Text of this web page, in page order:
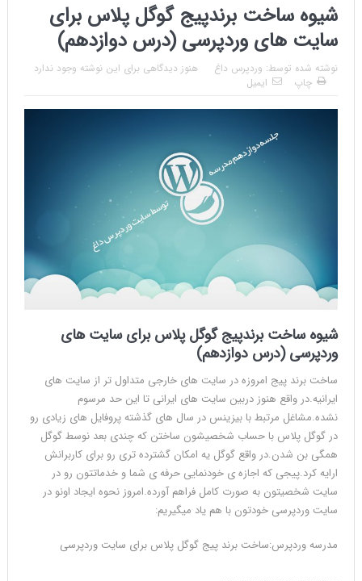
شیوه ساخت برندپیج گوگل پلاس برای
سایت های وردپرسی (درس دوازدهم)
نوشته شده توسط: وردپرس داغ
هنوز دیدگاهی برای این نوشته وجود ندارد
چاپ
ایمیل
شیوه ساخت برندپیج گوگل پلاس برای سایت های
وردپرسی (درس دوازدهم)
ساخت برند پیج امروزه در سایت های خارجی متداول تر از سایت های
ایرانیه.در واقع هنوز دربین سایت های ایرانی تا این حد مرسوم
نشده.مشاغل مرتبط با بیزینس در سال های گذشته پروفایل های زیادی رو
در گوگل پلاس با حساب شخصیشون ساختن که چندی بعد نوسط گوگل
همگی بن شدن.در واقع گوگل یه امکان گشترده تری رو برای کاربرانش
ارایه کرد.پیجی که اجازه ی خودنمایی حرفه ی شما و خدماتتون رو در
سایت شخصیتون به صورت کامل فراهم آورده.امروز نحوه ایجاد اونو در
سایت وردپرسی خودتون با هم یاد میگیریم:
مدرسه وردپرس:ساخت برند پیج گوگل پلاس برای سایت وردپرسی